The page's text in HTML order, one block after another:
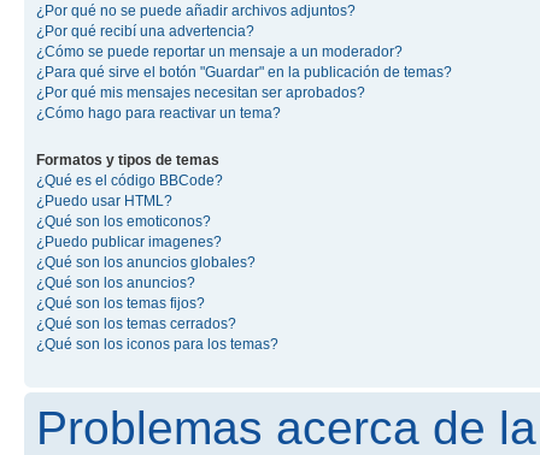
¿Por qué no se puede añadir archivos adjuntos?
¿Por qué recibí una advertencia?
¿Cómo se puede reportar un mensaje a un moderador?
¿Para qué sirve el botón "Guardar" en la publicación de temas?
¿Por qué mis mensajes necesitan ser aprobados?
¿Cómo hago para reactivar un tema?
Formatos y tipos de temas
¿Qué es el código BBCode?
¿Puedo usar HTML?
¿Qué son los emoticonos?
¿Puedo publicar imagenes?
¿Qué son los anuncios globales?
¿Qué son los anuncios?
¿Qué son los temas fijos?
¿Qué son los temas cerrados?
¿Qué son los iconos para los temas?
Problemas acerca de